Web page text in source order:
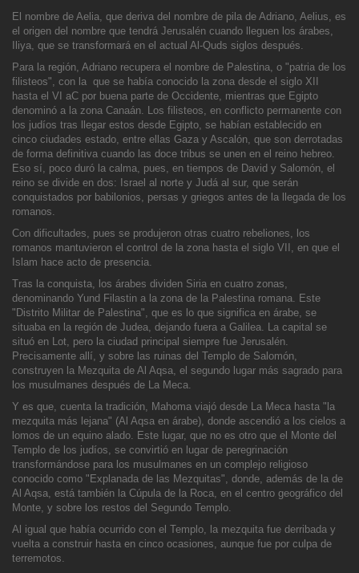
El nombre de Aelia, que deriva del nombre de pila de Adriano, Aelius, es
el origen del nombre que tendrá Jerusalén cuando lleguen los árabes,
Iliya, que se transformará en el actual Al-Quds siglos después.
Para la región, Adriano recupera el nombre de Palestina, o "patria de los
filisteos", con la que se había conocido la zona desde el siglo XII
hasta el VI aC por buena parte de Occidente, mientras que Egipto
denominó a la zona Canaán. Los filisteos, en conflicto permanente con
los judíos tras llegar estos desde Egipto, se habían establecido en
cinco ciudades estado, entre ellas Gaza y Ascalón, que son derrotadas
de forma definitiva cuando las doce tribus se unen en el reino hebreo.
Eso sí, poco duró la calma, pues, en tiempos de David y Salomón, el
reino se divide en dos: Israel al norte y Judá al sur, que serán
conquistados por babilonios, persas y griegos antes de la llegada de los
romanos.
Con dificultades, pues se produjeron otras cuatro rebeliones, los
romanos mantuvieron el control de la zona hasta el siglo VII, en que el
Islam hace acto de presencia.
Tras la conquista, los árabes dividen Siria en cuatro zonas,
denominando Yund Filastin a la zona de la Palestina romana. Este
"Distrito Militar de Palestina", que es lo que significa en árabe, se
situaba en la región de Judea, dejando fuera a Galilea. La capital se
situó en Lot, pero la ciudad principal siempre fue Jerusalén.
Precisamente allí, y sobre las ruinas del Templo de Salomón,
construyen la Mezquita de Al Aqsa, el segundo lugar más sagrado para
los musulmanes después de La Meca.
Y es que, cuenta la tradición, Mahoma viajó desde La Meca hasta "la
mezquita más lejana" (Al Aqsa en árabe), donde ascendió a los cielos a
lomos de un equino alado. Este lugar, que no es otro que el Monte del
Templo de los judíos, se convirtió en lugar de peregrinación
transformándose para los musulmanes en un complejo religioso
conocido como "Explanada de las Mezquitas", donde, además de la de
Al Aqsa, está también la Cúpula de la Roca, en el centro geográfico del
Monte, y sobre los restos del Segundo Templo.
Al igual que había ocurrido con el Templo, la mezquita fue derribada y
vuelta a construir hasta en cinco ocasiones, aunque fue por culpa de
terremotos.